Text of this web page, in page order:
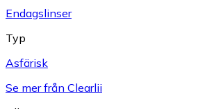
Endagslinser
Typ
Asfärisk
Se mer från Clearlii